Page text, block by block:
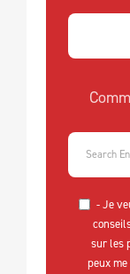
- Je
sur les
peux